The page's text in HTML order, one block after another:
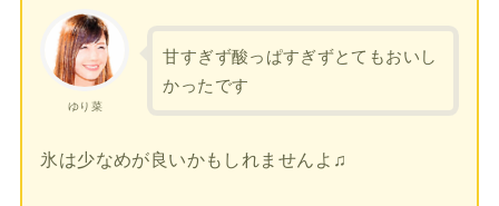
ゆり菜
甘すぎず酸っぱすぎずとてもおいし
かったです
氷は少なめが良いかもしれませんよ♫